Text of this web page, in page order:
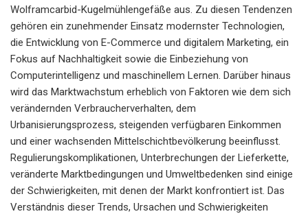
Wolframcarbid-Kugelmühlengefäße aus. Zu diesen Tendenzen
gehören ein zunehmender Einsatz modernster Technologien,
die Entwicklung von E-Commerce und digitalem Marketing, ein
Fokus auf Nachhaltigkeit sowie die Einbeziehung von
Computerintelligenz und maschinellem Lernen. Darüber hinaus
wird das Marktwachstum erheblich von Faktoren wie dem sich
verändernden Verbraucherverhalten, dem
Urbanisierungsprozess, steigenden verfügbaren Einkommen
und einer wachsenden Mittelschichtbevölkerung beeinflusst.
Regulierungskomplikationen, Unterbrechungen der Lieferkette,
veränderte Marktbedingungen und Umweltbedenken sind einige
der Schwierigkeiten, mit denen der Markt konfrontiert ist. Das
Verständnis dieser Trends, Ursachen und Schwierigkeiten